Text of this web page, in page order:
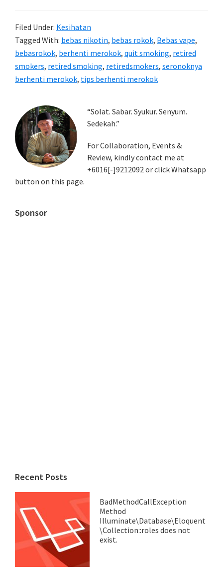
Filed Under: Kesihatan
Tagged With: bebas nikotin, bebas rokok, Bebas vape,
bebasrokok, berhenti merokok, quit smoking, retired
smokers, retired smoking, retiredsmokers, seronoknya
berhenti merokok, tips berhenti merokok
Primary
Sidebar
“Solat. Sabar. Syukur. Senyum.
Sedekah.”
For Collaboration, Events &
Review, kindly contact me at
+6016[-]9212092 or click Whatsapp
button on this page.
Sponsor
Recent Posts
BadMethodCallException
Method
Illuminate\Database\Eloquent
\Collection::roles does not
exist.